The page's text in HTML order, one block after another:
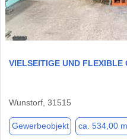
VIELSEITIGE UND
Wunstorf, 31515
Gewerbeobjekt ca. 534,00